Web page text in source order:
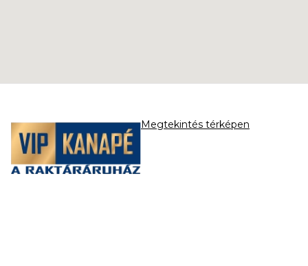
Megtekintés térképen